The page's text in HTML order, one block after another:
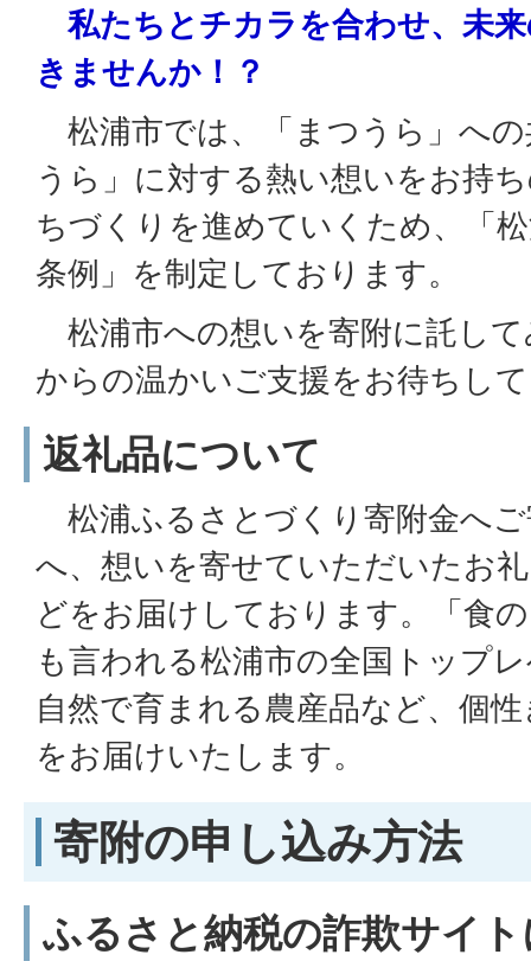
私たちとチカラを合わせ、未
きませんか！？
松浦市では、「まつうら」へ
うら」に対する熱い想いをお持
ちづくりを進めていくため、「
条例」を制定しております。
松浦市への想いを寄附に託し
からの温かいご支援をお待ちし
返礼品について
松浦ふるさとづくり寄附金へ
へ、想いを寄せていただいたお
どをお届けしております。「食
も言われる松浦市の全国トップ
自然で育まれる農産品など、個
をお届けいたします。
寄附の申し込み方法
ふるさと納税の詐欺サイ